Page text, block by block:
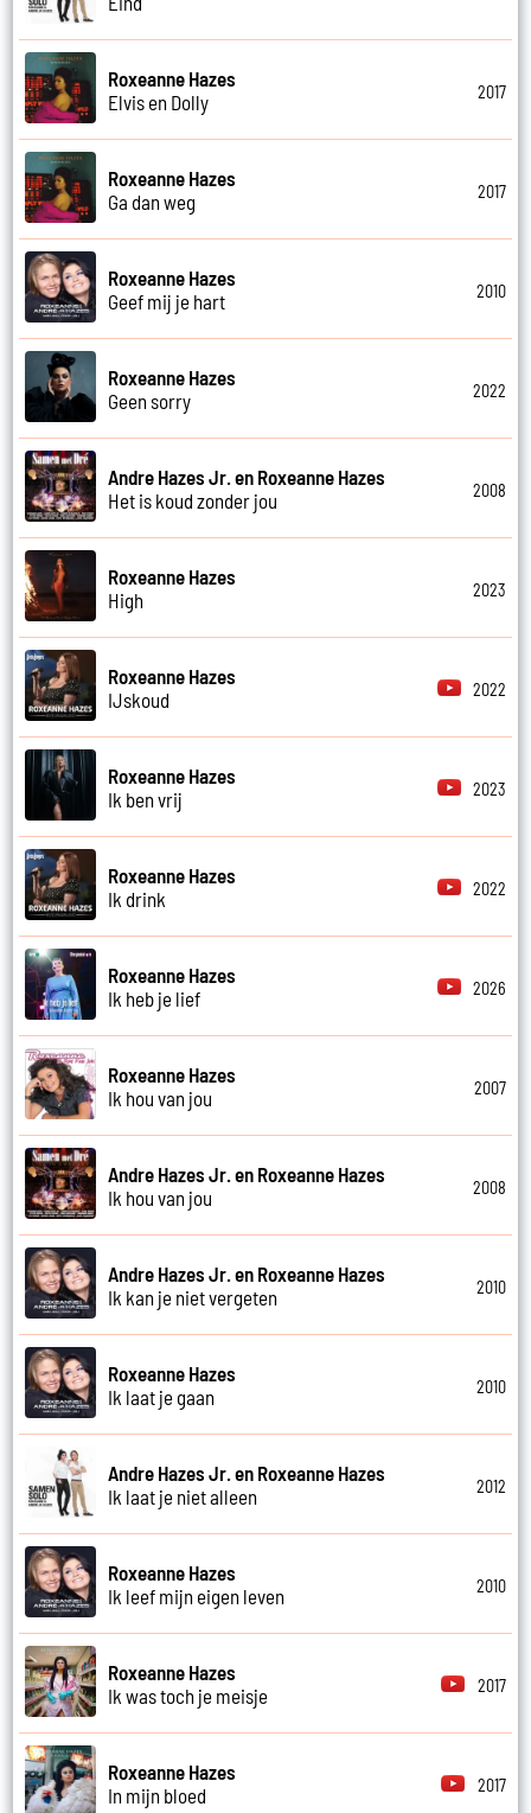
Roxeanne Hazes
Elvis en Dolly
2017
Roxeanne Hazes
Ga dan weg
2017
Roxeanne Hazes
Geef mij je hart
2010
Roxeanne Hazes
Geen sorry
2022
Andre Hazes Jr. en Roxeanne Hazes
Het is koud zonder jou
2008
Roxeanne Hazes
High
2023
Roxeanne Hazes
IJskoud
2022
Roxeanne Hazes
Ik ben vrij
2023
Roxeanne Hazes
Ik drink
2022
Roxeanne Hazes
Ik heb je lief
2026
Roxeanne Hazes
Ik hou van jou
2007
Andre Hazes Jr. en Roxeanne Hazes
Ik hou van jou
2008
Andre Hazes Jr. en Roxeanne Hazes
Ik kan je niet vergeten
2010
Roxeanne Hazes
Ik laat je gaan
2010
Andre Hazes Jr. en Roxeanne Hazes
Ik laat je niet alleen
2012
Roxeanne Hazes
Ik leef mijn eigen leven
2010
Roxeanne Hazes
Ik was toch je meisje
2017
Roxeanne Hazes
In mijn bloed
2017